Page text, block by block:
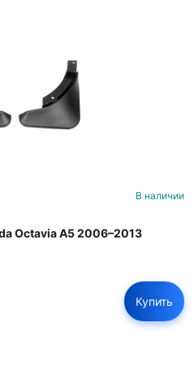
В наличии
Octavia A5 2006–2013
Купить